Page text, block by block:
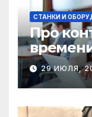
СТАНКИ И
Про
29 ИЮЛЯ,